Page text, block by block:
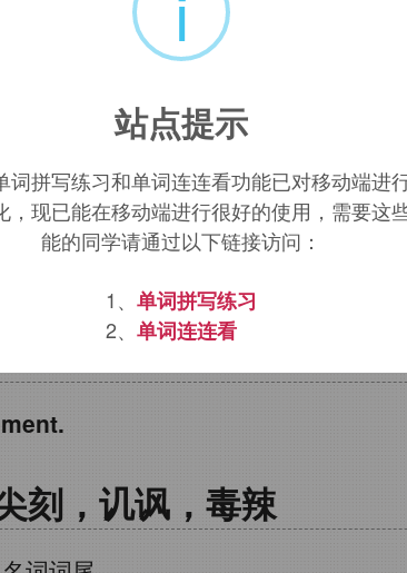
（名词后缀，表状态）→尖锐→辛辣
酸刻薄的），acrobat（杂技演员
刻，讥讽，毒辣
站点提示
词拼写练习和单词连连看功能已对移动端进
，现已能在移动端进行很好的使用，需要这
能的同学请通过以下链接访问：
1、 单词拼写练习
2、 单词连连看